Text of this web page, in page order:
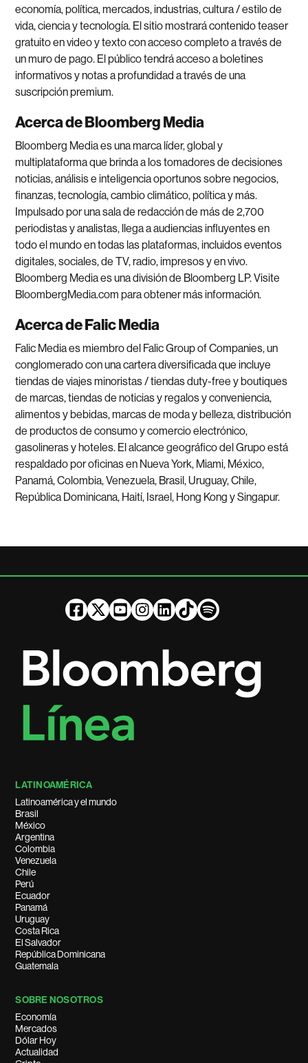
economía, política, mercados, industrias, cultura / estilo de
vida, ciencia y tecnología. El sitio mostrará contenido teaser
gratuito en video y texto con acceso completo a través de
un muro de pago. El público tendrá acceso a boletines
informativos y notas a profundidad a través de una
suscripción premium.
Acerca de Bloomberg Media
Bloomberg Media es una marca líder, global y
multiplataforma que brinda a los tomadores de decisiones
noticias, análisis e inteligencia oportunos sobre negocios,
finanzas, tecnología, cambio climático, política y más.
Impulsado por una sala de redacción de más de 2,700
periodistas y analistas, llega a audiencias influyentes en
todo el mundo en todas las plataformas, incluidos eventos
digitales, sociales, de TV, radio, impresos y en vivo.
Bloomberg Media es una división de Bloomberg LP. Visite
BloombergMedia.com para obtener más información.
Acerca de Falic Media
Falic Media es miembro del Falic Group of Companies, un
conglomerado con una cartera diversificada que incluye
tiendas de viajes minoristas / tiendas duty-free y boutiques
de marcas, tiendas de noticias y regalos y conveniencia,
alimentos y bebidas, marcas de moda y belleza, distribución
de productos de consumo y comercio electrónico,
gasolineras y hoteles. El alcance geográfico del Grupo está
respaldado por oficinas en Nueva York, Miami, México,
Panamá, Colombia, Venezuela, Brasil, Uruguay, Chile,
República Dominicana, Haití, Israel, Hong Kong y Singapur.
LATINOAMÉRICA
Latinoamérica y el mundo
Brasil
México
Argentina
Colombia
Venezuela
Chile
Perú
Ecuador
Panamá
Uruguay
Costa Rica
El Salvador
República Dominicana
Guatemala
SOBRE NOSOTROS
Economía
Mercados
Dólar Hoy
Actualidad